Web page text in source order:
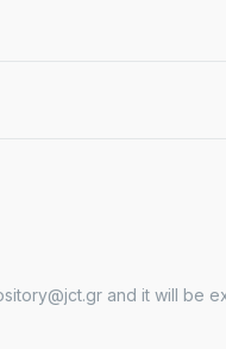
and it will be